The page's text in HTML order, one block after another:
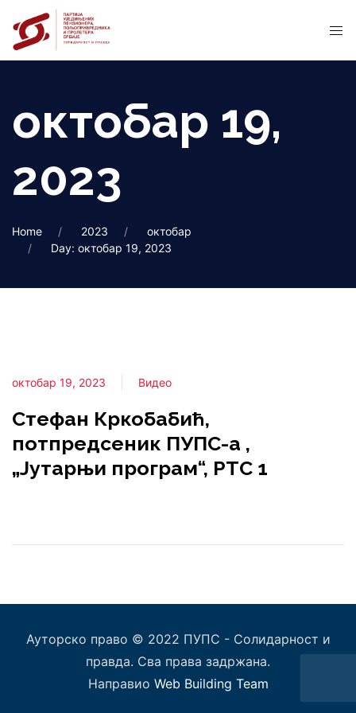
октобар 19,
2023
Home 2023
октобар
Day: октобар 19, 2023
октобар 19, 2023 Видео
Стефан Кркобабић,
потпредсеник ПУПС-а ,
„Јутарњи програм“, РТС 1
Ауторско право © 2022 ПУПС - Солидарност и
правда. Сва права задржана.
Направио Web Building Team